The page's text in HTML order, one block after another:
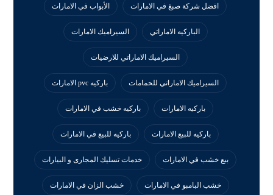
افضل شركة صبغ في الامارات الأبواب في الامارات
الباركيه الاماراتي السيراميك الامارات
السيراميك الاماراتي للارضيات
السيراميك الاماراتي للحمامات باركيه pvc الامارات
باركيه الامارات باركيه خشب في الامارات
باركيه للبيع الامارات باركيه للبيع في الامارات
بيع خشب في الامارات خدمات تسليك المجارى و البيارات
خشب البامبو في الامارات خشب الزان في الامارات